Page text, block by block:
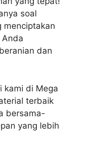
soal
menciptakan
dan
kami di Mega
terbaik
bersama-
yang lebih